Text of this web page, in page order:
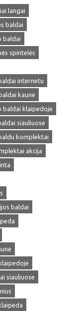
langai
baldai
baldai
spintelės
internetu
kaune
baldai klaipedoje
siauliuose
komplektai
akcija
baldai
siauliuose